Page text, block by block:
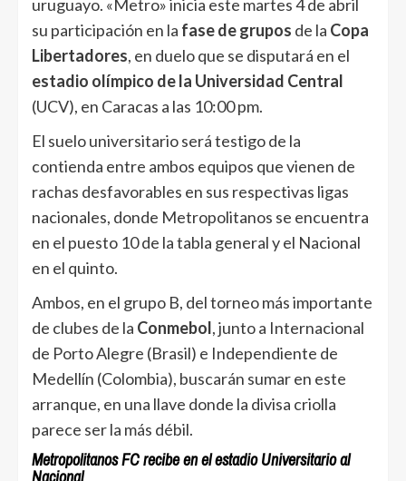
uruguayo. «Metro» inicia este martes 4 de abril
su participación en la fase de grupos de la Copa
Libertadores, en duelo que se disputará en el
estadio olímpico de la Universidad Central
(UCV), en Caracas a las 10:00 pm.
El suelo universitario será testigo de la
contienda entre ambos equipos que vienen de
rachas desfavorables en sus respectivas ligas
nacionales, donde Metropolitanos se encuentra
en el puesto 10 de la tabla general y el Nacional
en el quinto.
Ambos, en el grupo B, del torneo más importante
de clubes de la Conmebol, junto a Internacional
de Porto Alegre (Brasil) e Independiente de
Medellín (Colombia), buscarán sumar en este
arranque, en una llave donde la divisa criolla
parece ser la más débil.
Metropolitanos FC recibe en el estadio Universitario al